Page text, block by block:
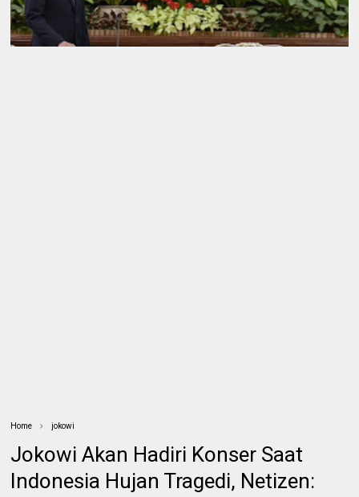
Home jokowi
Jokowi Akan Hadiri Konser Saat
Indonesia Hujan Tragedi, Netizen: